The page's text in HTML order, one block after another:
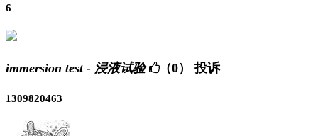
6
immersion test - 浸液试验 （0） 投诉
1309820463